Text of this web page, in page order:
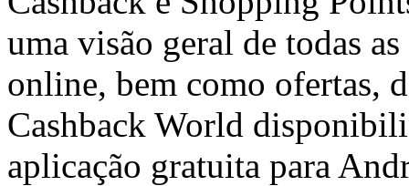
uma visão geral de todas
online, bem como ofertas,
Cashback World
aplicação gratuita para